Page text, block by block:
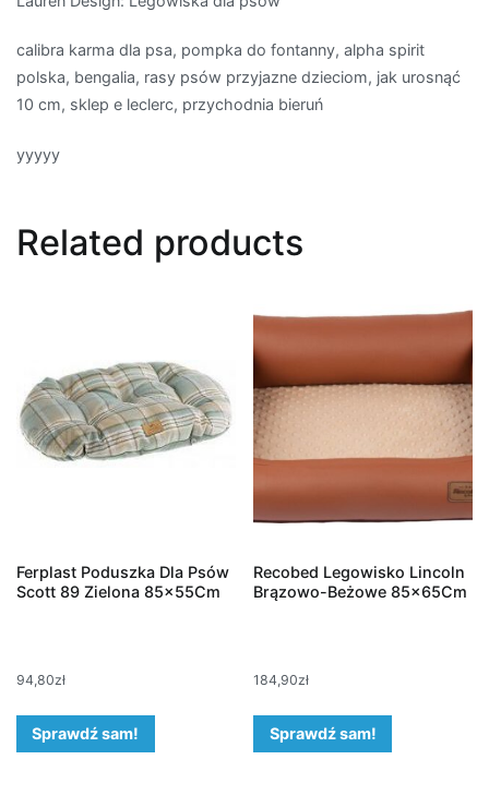
calibra karma dla psa, pompka do fontanny, alpha spirit
polska, bengalia, rasy psów przyjazne dzieciom, jak urosnąć
10 cm, sklep e leclerc, przychodnia bieruń
yyyyy
Related products
Ferplast Poduszka Dla Psów
Scott 89 Zielona 85x55Cm
94,80zł
Sprawdź sam!
Recobed Legowisko Lincoln
Brązowo-Beżowe 85x65Cm
184,90zł
Sprawdź sam!